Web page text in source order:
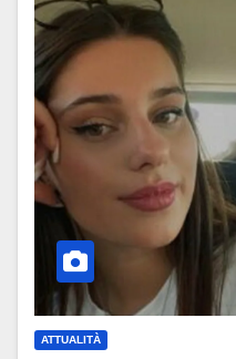
ATTUALITÀ